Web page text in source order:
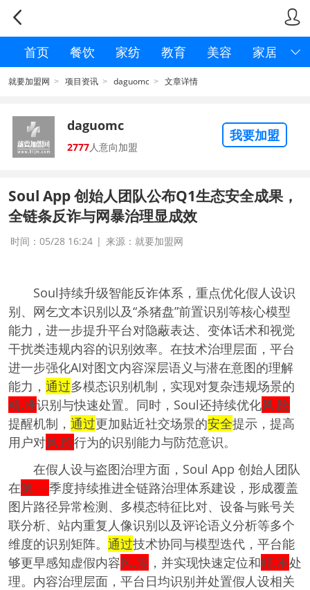



首页 餐饮 家纺 教育 美容 家居
就要加盟网 > 项目资讯 > daguomc > 文章详情
daguomc
2777人意向加盟
我要加盟
Soul App 创始人团队公布Q1生态安全成果，
全链条反诈与网暴治理显成效
时间：05/28 16:24 | 来源：就要加盟网
Soul持续升级智能反诈体系，重点优化假人设识
别、网乞文本识别以及“杀猪盘”前置识别等核心模型
能力，进一步提升平台对隐蔽表达、变体话术和视觉
干扰类违规内容的识别效率。在技术治理层面，平台
进一步强化AI对图文内容深层语义与潜在意图的理解
能力， 通过多模态识别机制，实现对复杂违规场景的
精.准识别与快速处置。同时，Soul还持续优化风.险
提醒机制， 通过更加贴近社交场景的安全提示，提高
用户对风.险行为的识别能力与防范意识。
在假人设与盗图治理方面，Soul App 创始人团队
在第.一季度持续推进全链路治理体系建设，形成覆盖
图片路径异常检测、多模态特征比对、设备与账号关
联分析、站内重复人像识别以及评论语义分析等多个
维度的识别矩阵。 通过技术协同与模型迭代，平台能
够更早感知虚假内容风.险 ，并实现快速定位和精.准处
理。内容治理层面，平台日均识别并处置假人设相关